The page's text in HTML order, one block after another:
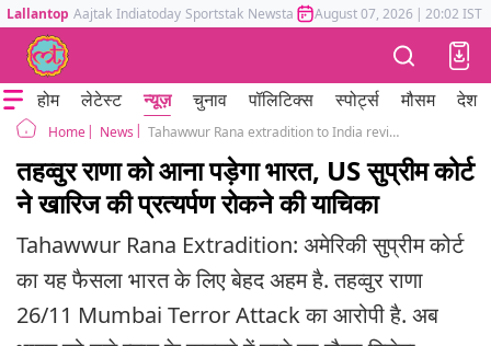
Lallantop Aajtak Indiatoday Sportstak Newstak Mumbai Tak Astrotak
August 07, 2026 | 20:02 IST
होम लेटेस्ट न्यूज़ चुनाव पॉलिटिक्स स्पोर्ट्स मौसम देश
Home News Tahawwur Rana extradition to India review plea denied by US Supreme Court 2008 Mumbai Terror Attack
तहव्वुर राणा को आना पड़ेगा भारत, US सुप्रीम कोर्ट
ने खारिज की प्रत्यर्पण रोकने की याचिका
Tahawwur Rana Extradition: अमेरिकी सुप्रीम कोर्ट
का यह फैसला भारत के लिए बेहद अहम है. तहव्वुर राणा
26/11 Mumbai Terror Attack का आरोपी है. अब